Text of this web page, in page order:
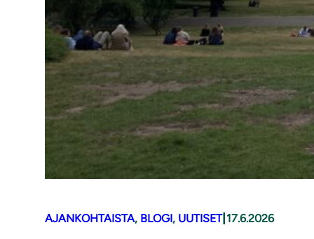
AJANKOHTAISTA, BLOGI, UUTISET| 17.6.2026